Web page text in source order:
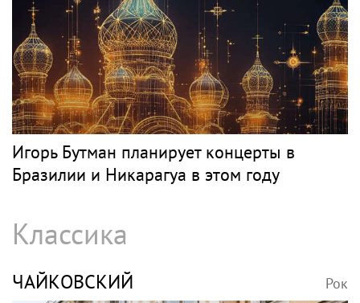
Игорь Бутман планирует концерты в
Бразилии и Никарагуа в этом году
Классика
ЧАЙКОВСКИЙ Рок